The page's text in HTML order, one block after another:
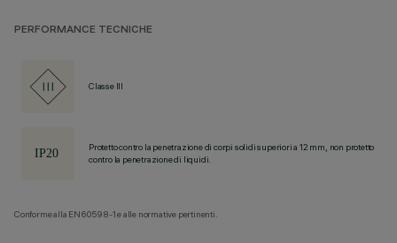
PERFORMANCE TECNICHE
Classe III
Protetto contro la penetrazione di corpi solidi superiori a 12 mm, non protetto
contro la penetrazione di liquidi.
Conforme alla EN60598-1 e alle normative pertinenti.